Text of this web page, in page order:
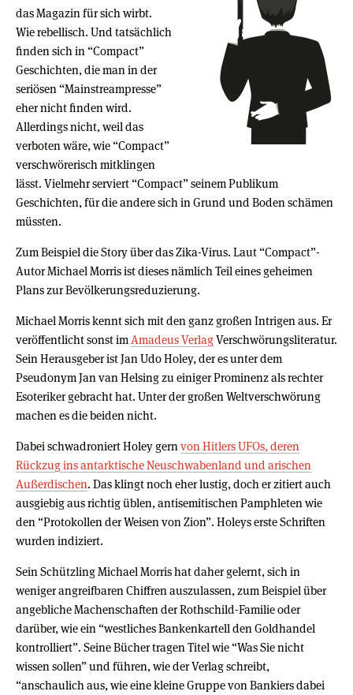
das Magazin für sich wirbt.
Wie rebellisch. Und tatsächlich
finden sich in “Compact”
Geschichten, die man in der
seriösen “Mainstreampresse”
eher nicht finden wird.
Allerdings nicht, weil das
verboten wäre, wie “Compact”
verschwörerisch mitklingen
lässt. Vielmehr serviert “Compact” seinem Publikum
Geschichten, für die andere sich in Grund und Boden schämen
müssten.
Zum Beispiel die Story über das Zika-Virus. Laut “Compact”-
Autor Michael Morris ist dieses nämlich Teil eines geheimen
Plans zur Bevölkerungsreduzierung.
Michael Morris kennt sich mit den ganz großen Intrigen aus. Er
veröffentlicht sonst im Amadeus VerlagVerschwörungsliteratur.
Sein Herausgeber ist Jan Udo Holey, der es unter dem
Pseudonym Jan van Helsing zu einiger Prominenz als rechter
Esoteriker gebracht hat. Unter der großen Weltverschwörung
machen es die beiden nicht.
Dabei schwadroniert Holey gern von Hitlers UFOs, deren
Rückzug ins antarktische Neuschwabenland und arischen
Außerdischen. Das klingt noch eher lustig, doch er zitiert auch
ausgiebig aus richtig üblen, antisemitischen Pamphleten wie
den “Protokollen der Weisen von Zion”. Holeys erste Schriften
wurden indiziert.
Sein Schützling Michael Morris hat daher gelernt, sich in
weniger angreifbaren Chiffren auszulassen, zum Beispiel über
angebliche Machenschaften der Rothschild-Familie oder
darüber, wie ein “westliches Bankenkartell den Goldhandel
kontrolliert”. Seine Bücher tragen Titel wie “Was Sie nicht
wissen sollen” und führen, wie der Verlag schreibt,
“anschaulich aus, wie eine kleine Gruppe von Bankiers dabei